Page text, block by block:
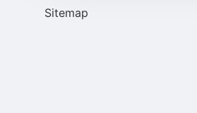
Sitemap